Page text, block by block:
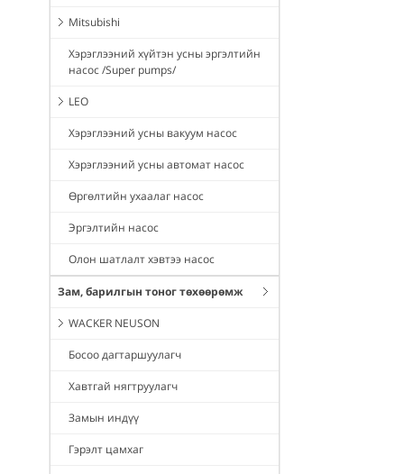
Mitsubishi
Хэрэглээний хүйтэн усны эргэлтийн
насос /Super pumps/
LEO
Хэрэглээний усны вакуум насос
Хэрэглээний усны автомат насос
Өргөлтийн ухаалаг насос
Эргэлтийн насос
Олон шатлалт хэвтээ насос
Зам, барилгын тоног төхөөрөмж
WACKER NEUSON
Босоо дагтаршуулагч
Хавтгай нягтруулагч
Замын индүү
Гэрэлт цамхаг